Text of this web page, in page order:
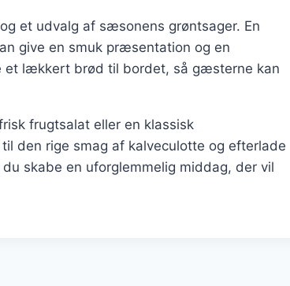
et udvalg af sæsonens grøntsager. En
give en smuk præsentation og en
et lækkert brød til bordet, så gæsterne kan
frugtsalat eller en klassisk
den rige smag af kalveculotte og efterlade
skabe en uforglemmelig middag, der vil